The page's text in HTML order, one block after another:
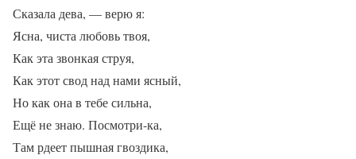
Сказала дева, — верю я:
Ясна, чиста любовь твоя,
Как эта звонкая струя,
Как этот свод над нами ясный,
Но как она в тебе сильна,
Ещё не знаю. Посмотри-ка,
Там рдеет пышная гвоздика,